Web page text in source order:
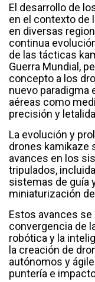
El desarrollo de
en el contexto de
en diversas
continua
de las tácticas
Guerra Mundial,
concepto a los
nuevo paradigma
aéreas como
precisión y
La evolución y
drones kamikaze
avances en los
tripulados,
sistemas de guía
miniaturización
Estos avances
convergencia de
robótica y la
la creación de
autónomos y
puntería e